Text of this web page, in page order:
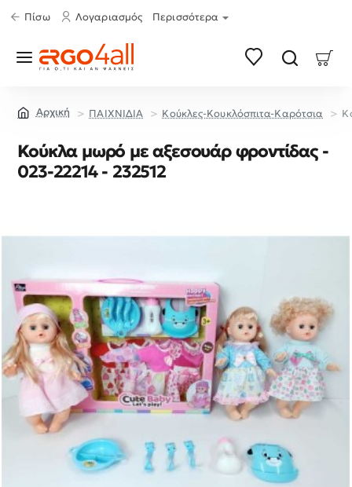
Πίσω Λογαριασμός Περισσότερα
ΠΑΙΧΝΙΔΙΑ Κούκλες-Κουκλόσπιτα-Καρότσια
Κούκλα μωρό με αξεσουάρ φροντίδας -
023-22214 - 232512